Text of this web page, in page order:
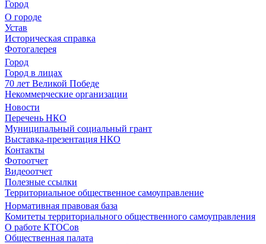
Город
О городе
Устав
Историческая справка
Фотогалерея
Город
Город в лицах
70 лет Великой Победе
Некоммерческие организации
Новости
Перечень НКО
Муниципальный социальный грант
Выставка-презентация НКО
Контакты
Фотоотчет
Видеоотчет
Полезные ссылки
Территориальное общественное самоуправление
Нормативная правовая база
Комитеты территориального общественного самоуправления
О работе КТОСов
Общественная палата